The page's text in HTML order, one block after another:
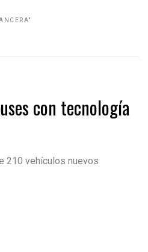
con tecnología
210 vehículos nuevos